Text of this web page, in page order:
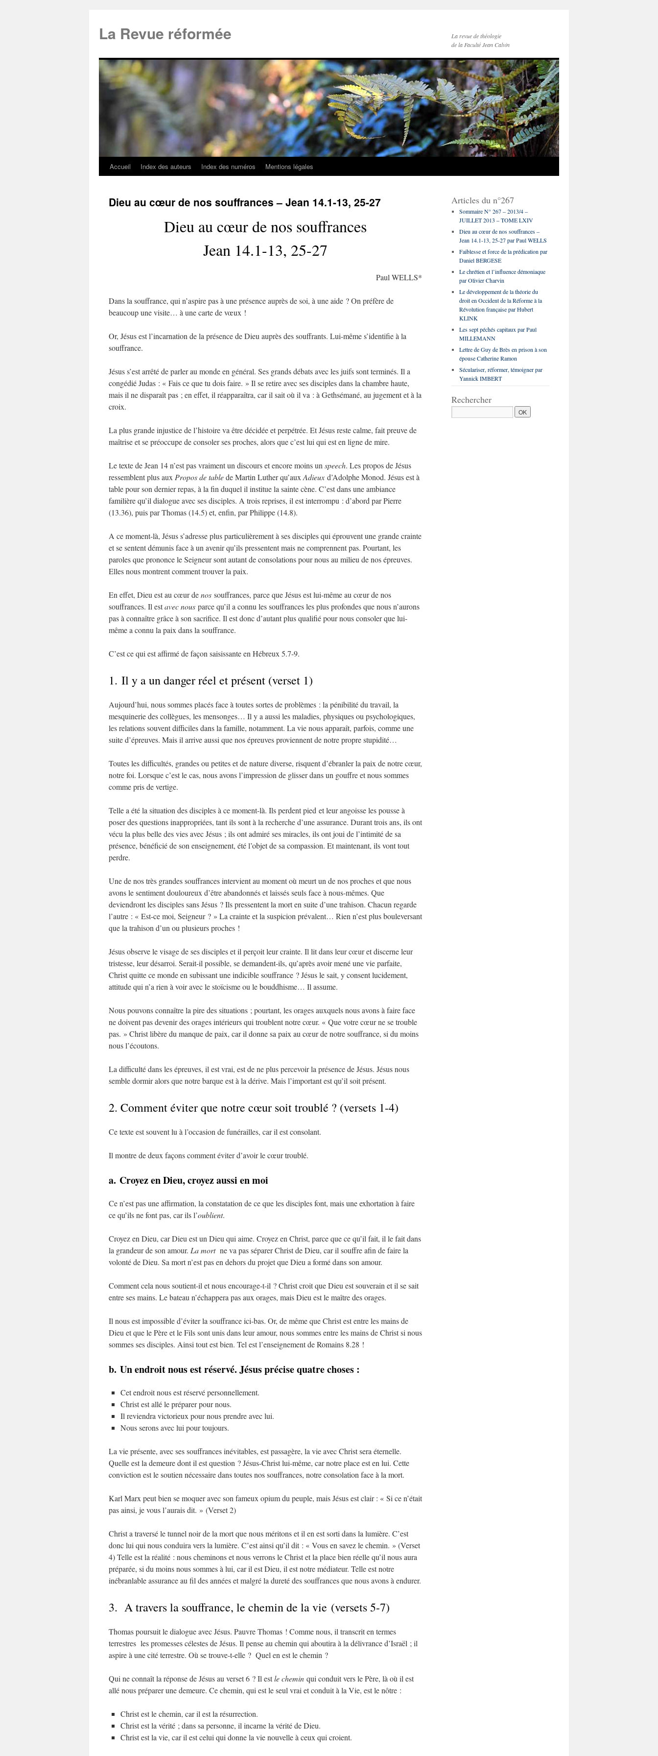
La Revue réformée
La revue de théologie
de la Faculté Jean Calvin
Accueil Index des auteurs Index des numéros Mentions légales
Dieu au cœur de nos souffrances – Jean 14.1-13, 25-27
Dieu au cœur de nos souffrances
Jean 14.1-13, 25-27
Paul WELLS*
Dans la souffrance, qui n’aspire pas à une présence auprès de soi, à une aide ? On préfère de
beaucoup une visite… à une carte de vœux !
Or, Jésus est l’incarnation de la présence de Dieu auprès des souffrants. Lui-même s’identifie à la
souffrance.
Jésus s’est arrêté de parler au monde en général. Ses grands débats avec les juifs sont terminés. Il a
congédié Judas : « Fais ce que tu dois faire. » Il se retire avec ses disciples dans la chambre haute,
mais il ne disparaît pas ; en effet, il réapparaîtra, car il sait où il va : à Gethsémané, au jugement et à la
croix.
La plus grande injustice de l’histoire va être décidée et perpétrée. Et Jésus reste calme, fait preuve de
maîtrise et se préoccupe de consoler ses proches, alors que c’est lui qui est en ligne de mire.
Le texte de Jean 14 n’est pas vraiment un discours et encore moins un speech. Les propos de Jésus
ressemblent plus aux Propos de tablede Martin Luther qu’aux Adieux d’Adolphe Monod. Jésus est à
table pour son dernier repas, à la fin duquel il institue la sainte cène. C’est dans une ambiance
familière qu’il dialogue avec ses disciples. A trois reprises, il est interrompu : d’abord par Pierre
(13.36), puis par Thomas (14.5) et, enfin, par Philippe (14.8).
A ce moment-là, Jésus s’adresse plus particulièrement à ses disciples qui éprouvent une grande crainte
et se sentent démunis face à un avenir qu’ils pressentent mais ne comprennent pas. Pourtant, les
paroles que prononce le Seigneur sont autant de consolations pour nous au milieu de nos épreuves.
Elles nous montrent comment trouver la paix.
En effet, Dieu est au cœur denos souffrances, parce que Jésus est lui-même au cœur de nos
souffrances. Il estavec nous parce qu’il a connu les souffrances les plus profondes que nous n’aurons
pas à connaître grâce à son sacrifice. Il est donc d’autant plus qualifié pour nous consoler que lui-
même a connu la paix dans la souffrance.
C’est ce qui est affirmé de façon saisissante en Hébreux 5.7-9.
1. Il y a un danger réel et présent (verset 1)
Aujourd’hui, nous sommes placés face à toutes sortes de problèmes : la pénibilité du travail, la
mesquinerie des collègues, les mensonges… Il y a aussi les maladies, physiques ou psychologiques,
les relations souvent difficiles dans la famille, notamment. La vie nous apparaît, parfois, comme une
suite d’épreuves. Mais il arrive aussi que nos épreuves proviennent de notre propre stupidité…
Toutes les difficultés, grandes ou petites et de nature diverse, risquent d’ébranler la paix de notre cœur,
notre foi. Lorsque c’est le cas, nous avons l’impression de glisser dans un gouffre et nous sommes
comme pris de vertige.
Telle a été la situation des disciples à ce moment-là. Ils perdent pied et leur angoisse les pousse à
poser des questions inappropriées, tant ils sont à la recherche d’une assurance. Durant trois ans, ils ont
vécu la plus belle des vies avec Jésus ; ils ont admiré ses miracles, ils ont joui de l’intimité de sa
présence, bénéficié de son enseignement, été l’objet de sa compassion. Et maintenant, ils vont tout
perdre.
Une de nos très grandes souffrances intervient au moment où meurt un de nos proches et que nous
avons le sentiment douloureux d’être abandonnés et laissés seuls face à nous-mêmes. Que
deviendront les disciples sans Jésus ? Ils pressentent la mort en suite d’une trahison. Chacun regarde
l’autre : « Est-ce moi, Seigneur ? » La crainte et la suspicion prévalent… Rien n’est plus bouleversant
que la trahison d’un ou plusieurs proches !
Jésus observe le visage de ses disciples et il perçoit leur crainte. Il lit dans leur cœur et discerne leur
tristesse, leur désarroi. Serait-il possible, se demandent-ils, qu’après avoir mené une vie parfaite,
Christ quitte ce monde en subissant une indicible souffrance ? Jésus le sait, y consent lucidement,
attitude qui n’a rien à voir avec le stoïcisme ou le bouddhisme… Il assume.
Nous pouvons connaître la pire des situations ; pourtant, les orages auxquels nous avons à faire face
ne doivent pas devenir des orages intérieurs qui troublent notre cœur. « Que votre cœur ne se trouble
pas. » Christ libère du manque de paix, car il donne sa paix au cœur de notre souffrance, si du moins
nous l’écoutons.
La difficulté dans les épreuves, il est vrai, est de ne plus percevoir la présence de Jésus. Jésus nous
semble dormir alors que notre barque est à la dérive. Mais l’important est qu’il soit présent.
2. Comment éviter que notre cœur soit troublé ? (versets 1-4)
Ce texte est souvent lu à l’occasion de funérailles, car il est consolant.
Il montre de deux façons comment éviter d’avoir le cœur troublé.
a. Croyez en Dieu, croyez aussi en moi
Ce n’est pas une affirmation, la constatation de ce que les disciples font, mais une exhortation à faire
ce qu’ils ne font pas, car ils l’oublient.
Croyez en Dieu, car Dieu est un Dieu qui aime. Croyez en Christ, parce que ce qu’il fait, il le fait dans
la grandeur de son amour. La mortne va pas séparer Christ de Dieu, car il souffre afin de faire la
volonté de Dieu. Sa mort n’est pas en dehors du projet que Dieu a formé dans son amour.
Comment cela nous soutient-il et nous encourage-t-il ? Christ croit que Dieu est souverain et il se sait
entre ses mains. Le bateau n’échappera pas aux orages, mais Dieu est le maître des orages.
Il nous est impossible d’éviter la souffrance ici-bas. Or, de même que Christ est entre les mains de
Dieu et que le Père et le Fils sont unis dans leur amour, nous sommes entre les mains de Christ si nous
sommes ses disciples. Ainsi tout est bien. Tel est l’enseignement de Romains 8.28 !
b. Un endroit nous est réservé. Jésus précise quatre choses :
Cet endroit nous est réservé personnellement.
Christ est allé le préparer pour nous.
Il reviendra victorieux pour nous prendre avec lui.
Nous serons avec lui pour toujours.
La vie présente, avec ses souffrances inévitables, est passagère, la vie avec Christ sera éternelle.
Quelle est la demeure dont il est question ? Jésus-Christ lui-même, car notre place est en lui. Cette
conviction est le soutien nécessaire dans toutes nos souffrances, notre consolation face à la mort.
Karl Marx peut bien se moquer avec son fameux opium du peuple, mais Jésus est clair : « Si ce n’était
pas ainsi, je vous l’aurais dit. » (Verset 2)
Christ a traversé le tunnel noir de la mort que nous méritons et il en est sorti dans la lumière. C’est
donc lui qui nous conduira vers la lumière. C’est ainsi qu’il dit : « Vous en savez le chemin. » (Verset
4) Telle est la réalité : nous cheminons et nous verrons le Christ et la place bien réelle qu’il nous aura
préparée, si du moins nous sommes à lui, car il est Dieu, il est notre médiateur. Telle est notre
inébranlable assurance au fil des années et malgré la dureté des souffrances que nous avons à endurer.
3. A travers la souffrance, le chemin de la vie (versets 5-7)
Thomas poursuit le dialogue avec Jésus. Pauvre Thomas ! Comme nous, il transcrit en termes
terrestres les promesses célestes de Jésus. Il pense au chemin qui aboutira à la délivrance d’Israël ; il
aspire à une cité terrestre. Où se trouve-t-elle ? Quel en est le chemin ?
Qui ne connaît la réponse de Jésus au verset 6 ? Il estle chemin qui conduit vers le Père, là où il est
allé nous préparer une demeure. Ce chemin, qui est le seul vrai et conduit à la Vie, est le nôtre :
Christ est le chemin, car il est la résurrection.
Christ est la vérité ; dans sa personne, il incarne la vérité de Dieu.
Christ est la vie, car il est celui qui donne la vie nouvelle à ceux qui croient.
Articles du n°267
Sommaire N° 267 – 2013/4 –
JUILLET 2013 – TOME LXIV
Dieu au cœur de nos souffrances –
Jean 14.1-13, 25-27 par Paul WELLS
Faiblesse et force de la prédication par
Daniel BERGESE
Le chrétien et l’influence démoniaque
par Olivier Charvin
Le développement de la théorie du
droit en Occident de la Réforme à la
Révolution française par Hubert
KLINK
Les sept péchés capitaux par Paul
MILLEMANN
Lettre de Guy de Brès en prison à son
épouse Catherine Ramon
Séculariser, réformer, témoigner par
Yannick IMBERT
Rechercher